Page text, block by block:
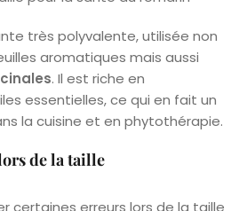
très polyvalente, utilisée non
aromatiques mais aussi
. Il est riche en
essentielles, ce qui en fait un
la cuisine et en phytothérapie.
de la taille
certaines erreurs lors de la taille